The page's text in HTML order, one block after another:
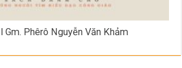
Gm. Phêrô Nguyễn Văn Khảm